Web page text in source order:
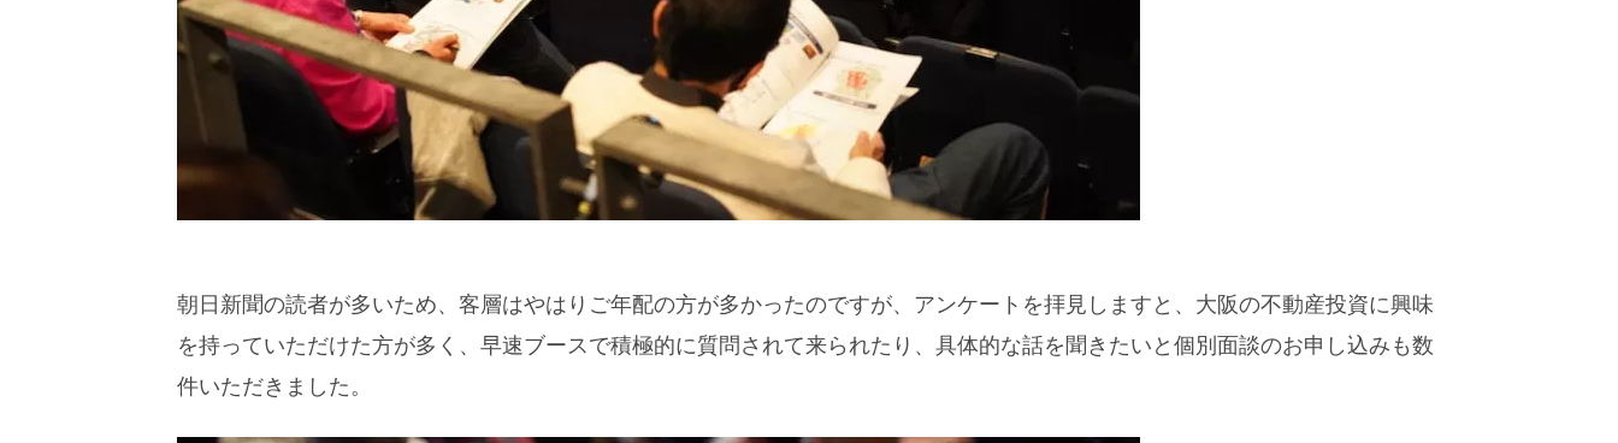
朝日新聞の読者が多いため、客層はやはりご年配の方が多かったのですが、アンケートを拝見しますと、大阪の不動産投資に興味
を持っていただけた方が多く、早速ブースで積極的に質問されて来られたり、具体的な話を聞きたいと個別面談のお申し込みも数
件いただきました。